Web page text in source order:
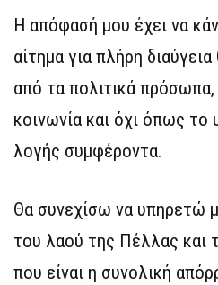
Η απόφασή μου έχει να
αίτημα για πλήρη
από τα πολιτικά
κοινωνία και όχι όπως το
λογής συμφέροντα.
Θα συνεχίσω να υπηρετώ
του λαού της Πέλλας και
που είναι η συνολική